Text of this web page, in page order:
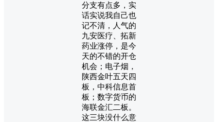
分支有点多，实
话实说我自己也
记不清，人气的
九安医疗、拓新
药业涨停，是今
天的不错的开仓
机会；电子烟，
陕西金叶五天四
板，中科信息首
板；数字货币的
海联金汇二板。
这三块没什么意